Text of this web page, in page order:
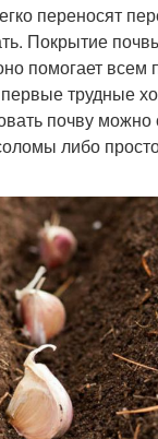
переносят
Покрытие
помогает всем
трудные
почву
либо